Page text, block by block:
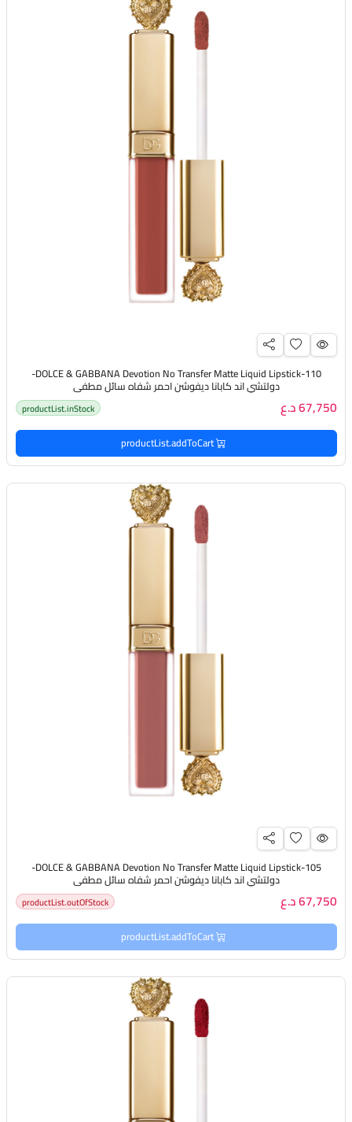
DOLCE & GABBANA Devotion No Transfer Matte Liquid Lipstick-110-
دولتشي اند كابانا ديفوشن احمر شفاه سائل مطفي
67,750 د.ع productList.inStock
productList.addToCart
DOLCE & GABBANA Devotion No Transfer Matte Liquid Lipstick-105-
دولتشي اند كابانا ديفوشن احمر شفاه سائل مطفي
67,750 د.ع productList.outOfStock
productList.addToCart